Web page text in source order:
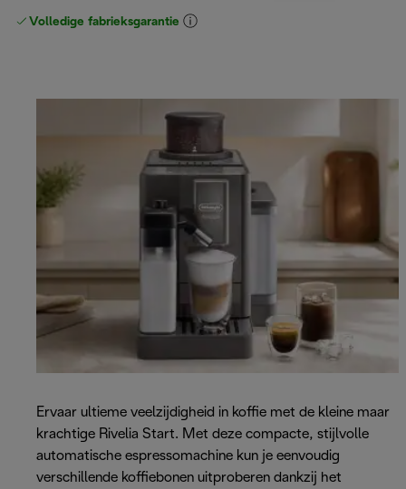
Volledige fabrieksgarantie
Ervaar ultieme veelzijdigheid in koffie met de kleine maar
krachtige Rivelia Start. Met deze compacte, stijlvolle
automatische espressomachine kun je eenvoudig
verschillende koffiebonen uitproberen dankzij het